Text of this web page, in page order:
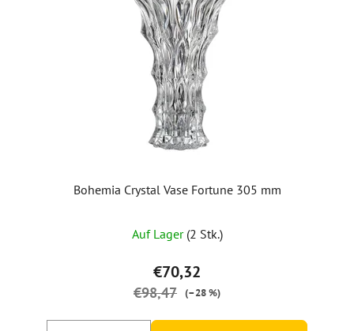
Bohemia Crystal Vase Fortune 305 mm
durchschnittliche
Produktbewertung
ist
Auf Lager (2 Stk.)
€70,32
€98,47 (–28 %)